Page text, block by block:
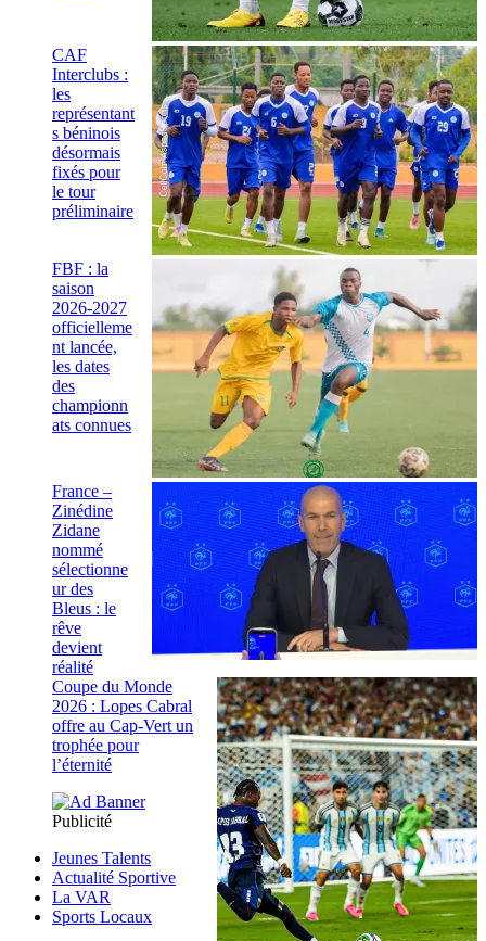
CAF
Interclubs :
les
représentant
s béninois
désormais
fixés pour
le tour
préliminaire
FBF : la
saison
2026-2027
officielleme
nt lancée,
les dates
des
championn
ats connues
France –
Zinédine
Zidane
nommé
sélectionne
ur des
Bleus : le
rêve
devient
réalité
Coupe du Monde
2026 : Lopes Cabral
offre au Cap-Vert un
trophée pour
l’éternité
Publicité
Jeunes Talents
Actualité Sportive
La VAR
Sports Locaux